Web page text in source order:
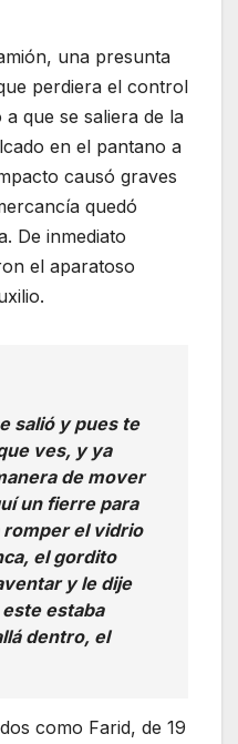
una presunta
perdiera el control
que se saliera de la
en el pantano a
causó graves
quedó
De inmediato
el aparatoso
salió y pues te
ves, y ya
de mover
un fierre para
romper el vidrio
el gordito
y le dije
estaba
dentro, el
como Farid, de 19